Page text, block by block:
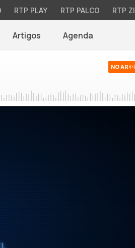
RTP PLAY RTP PALCO RTP
Artigos Agenda
NO AR